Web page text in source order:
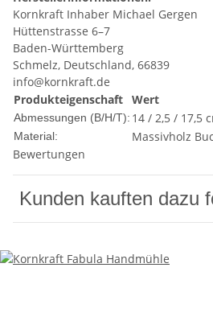
Kornkraft Inhaber Michael Gergen
Hüttenstrasse 6–7
Baden-Württemberg
Schmelz, Deutschland, 66839
info@kornkraft.de
Produkteigenschaft Wert
Abmessungen (B/H/T): 14 / 2,5 / 17,5
Material:
Massivholz
Bewertungen
Kunden kauften dazu